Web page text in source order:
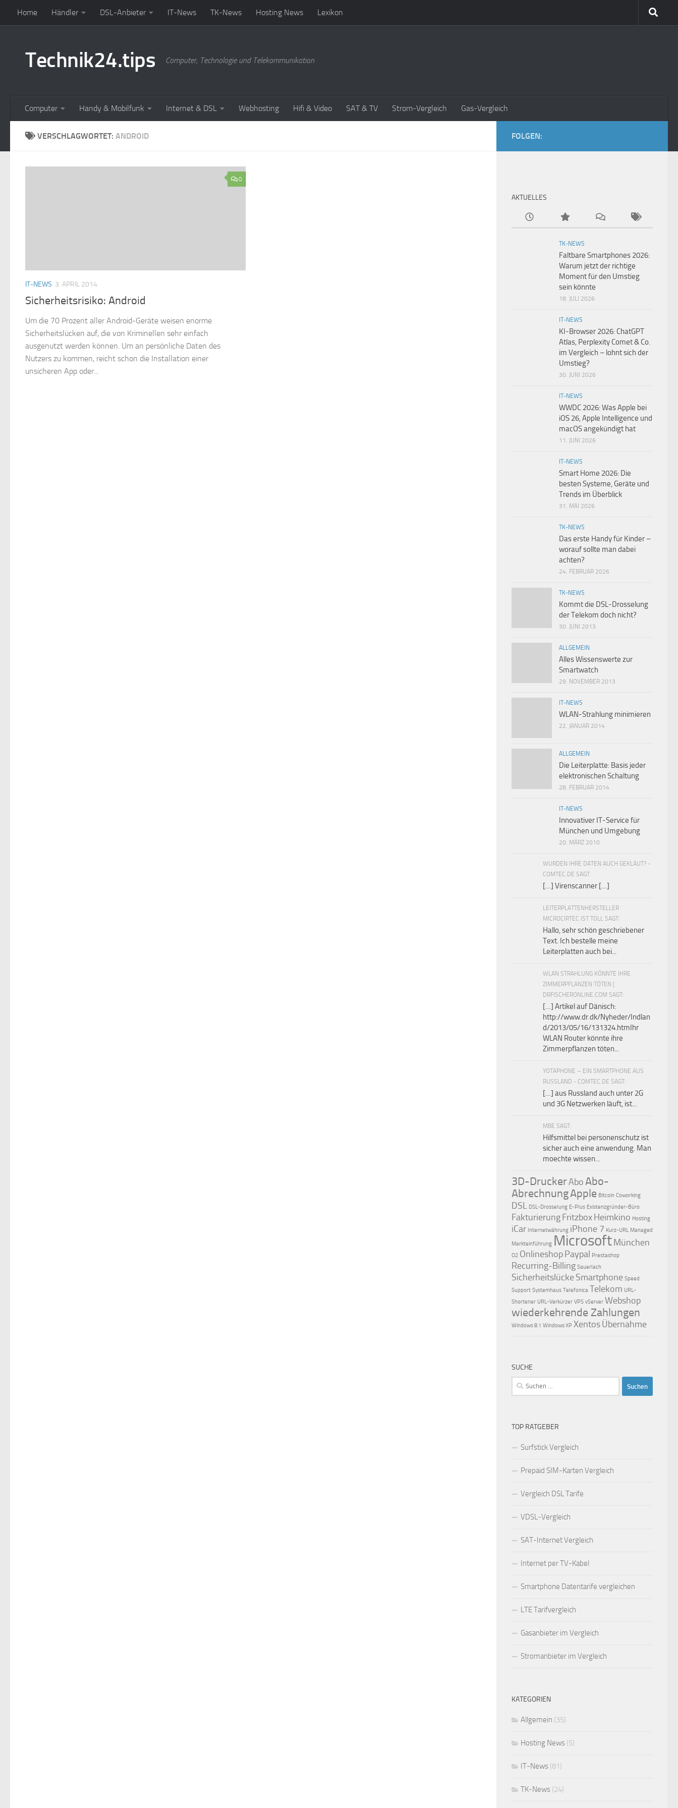
Zum Inhalt springen
Home Händler DSL-Anbieter IT-News TK-News Hosting News Lexikon
Technik24.tips Computer, Technologie und Telekommunikation
Computer Handy & Mobilfunk Internet & DSL Webhosting Hifi & Video SAT & TV Strom-Vergleich Gas-Vergleich
VERSCHLAGWORTET: ANDROID
0
IT-NEWS 3. APRIL 2014
Sicherheitsrisiko: Android
Um die 70 Prozent aller Android-Geräte weisen enorme
Sicherheitslücken auf, die von Kriminellen sehr einfach
ausgenutzt werden können. Um an persönliche Daten des
Nutzers zu kommen, reicht schon die Installation einer
unsicheren App oder...
FOLGEN:
AKTUELLES
TK-NEWS
Faltbare Smartphones 2026:
Warum jetzt der richtige
Moment für den Umstieg
sein könnte
18. JULI 2026
IT-NEWS
KI-Browser 2026: ChatGPT
Atlas, Perplexity Comet & Co.
im Vergleich – lohnt sich der
Umstieg?
30. JUNI 2026
IT-NEWS
WWDC 2026: Was Apple bei
iOS 26, Apple Intelligence und
macOS angekündigt hat
11. JUNI 2026
IT-NEWS
Smart Home 2026: Die
besten Systeme, Geräte und
Trends im Überblick
31. MAI 2026
TK-NEWS
Das erste Handy für Kinder –
worauf sollte man dabei
achten?
24. FEBRUAR 2026
TK-NEWS
Kommt die DSL-Drosselung
der Telekom doch nicht?
30. JUNI 2013
ALLGEMEIN
Alles Wissenswerte zur
Smartwatch
29. NOVEMBER 2013
IT-NEWS
WLAN-Strahlung minimieren
22. JANUAR 2014
ALLGEMEIN
Die Leiterplatte: Basis jeder
elektronischen Schaltung
28. FEBRUAR 2014
IT-NEWS
Innovativer IT-Service für
München und Umgebung
20. MÄRZ 2010
WURDEN IHRE DATEN AUCH GEKLAUT? -
COMTEC.DE SAGT:
[…] Virenscanner […]
LEITERPLATTENHERSTELLER
MICROCIRTEC IST TOLL SAGT:
Hallo, sehr schön geschriebener
Text. Ich bestelle meine
Leiterplatten auch bei...
WLAN STRAHLUNG KÖNNTE IHRE
ZIMMERPFLANZEN TÖTEN |
DRFISCHERONLINE.COM SAGT:
[…] Artikel auf Dänisch:
http://www.dr.dk/Nyheder/Indlan
d/2013/05/16/131324.htmIhr
WLAN Router könnte ihre
Zimmerpflanzen töten...
YOTAPHONE – EIN SMARTPHONE AUS
RUSSLAND - COMTEC.DE SAGT:
[…] aus Russland auch unter 2G
und 3G Netzwerken läuft, ist...
MBE SAGT:
Hilfsmittel bei personenschutz ist
sicher auch eine anwendung. Man
moechte wissen...
3D-DruckerAbo Abo-
AbrechnungApple Bitcoin Coworking
DSL DSL-Drosselung E-Plus Existenzgründer-Büro
Fakturierung Fritzbox Heimkino Hosting
iCar Internetwährung iPhone 7 Kurz-URL Managed
Markteinführung Microsoft München
O2 Onlineshop Paypal Prestashop
Recurring-Billing Sauerlach
Sicherheitslücke Smartphone Speed
Support Systemhaus Telefonica Telekom URL-
Shortener URL-Verkürzer VPS vServer Webshop
wiederkehrende Zahlungen
Windows 8.1 Windows XP Xentos Übernahme
SUCHE
Suchen
nach:
TOP RATGEBER
Surfstick Vergleich
Prepaid SIM-Karten Vergleich
Vergleich DSL Tarife
VDSL-Vergleich
SAT-Internet Vergleich
Internet per TV-Kabel
Smartphone Datentarife vergleichen
LTE Tarifvergleich
Gasanbieter im Vergleich
Stromanbieter im Vergleich
KATEGORIEN
Allgemein (35)
Hosting News (5)
IT-News (81)
TK-News (24)